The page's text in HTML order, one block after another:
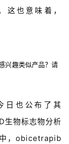
这也 意味着 ，
兴趣类似产品？请
日 也 公布了其
D生物标志物分析
中 ，obicetrapib